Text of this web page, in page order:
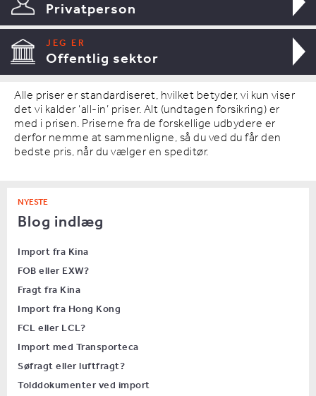
Privatperson
JEG ER
Offentlig sektor
Alle priser er standardiseret, hvilket betyder, vi kun viser
det vi kalder ‘all-in’ priser. Alt (undtagen forsikring) er
med i prisen. Priserne fra de forskellige udbydere er
derfor nemme at sammenligne, så du ved du får den
bedste pris, når du vælger en speditør.
NYESTE
Blog indlæg
Import fra Kina
FOB eller EXW?
Fragt fra Kina
Import fra Hong Kong
FCL eller LCL?
Import med Transporteca
Søfragt eller luftfragt?
Tolddokumenter ved import